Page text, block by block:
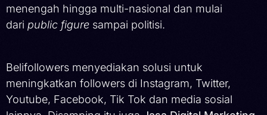
menengah hingga multi-nasional dan mulai
dari public figure sampai politisi.
Belifollowers menyediakan solusi untuk
meningkatkan followers di Instagram, Twitter,
Youtube, Facebook, Tik Tok dan media sosial